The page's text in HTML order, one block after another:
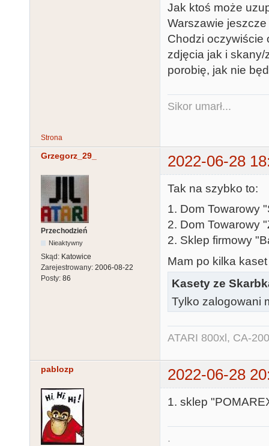
Jak ktoś może
Warszawie
Chodzi oczywiście
zdjęcia jak i skany/
porobię, jak nie
Sikor umarł...
Strona
Grzegorz_29_ 2022-06-28
Przechodzień
Nieaktywny
Skąd: Katowice
Zarejestrowany: 2006-08-22
Posty: 86
Tak na szybko to:
1. Dom Towarowy
2. Dom Towarowy
2. Sklep firmowy
Mam po kilka
Kasety ze
Tylko zalogowani
ATARI 800xl, CA-
pablozp 2022-06-28
1. sklep
.